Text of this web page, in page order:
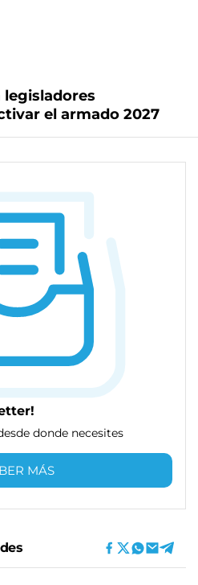
legisladores
el armado 2027
donde necesites
MÁS